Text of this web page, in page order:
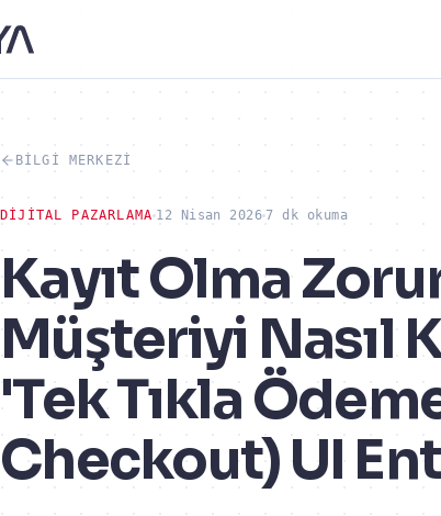
BILGI MERKEZI
DIJITAL PAZARLAMA 12 Nisan 2026 7 dk okuma
Kayıt Olma
Müşteriyi Nasıl
'Tek Tıkla
Checkout) UI